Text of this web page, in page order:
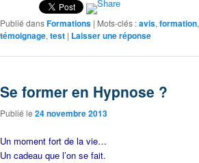
Publié dansFormations | Mots-clés :avis, formation,
témoignage, test | Laisser une réponse
Se former en Hypnose ?
Publié le 24 novembre 2013
Un moment fort de la vie…
Un cadeau que l’on se fait.